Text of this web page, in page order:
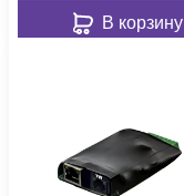
В корзину